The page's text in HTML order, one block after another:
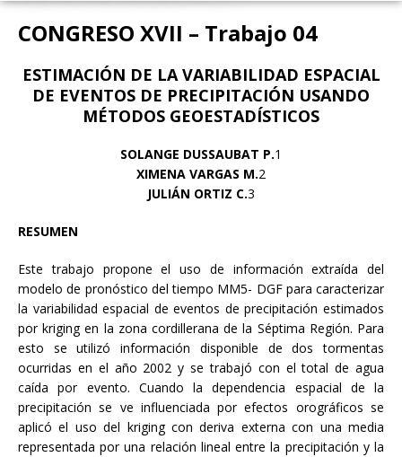
CONGRESO XVII – Trabajo 04
ESTIMACIÓN DE LA VARIABILIDAD ESPACIAL
DE EVENTOS DE PRECIPITACIÓN USANDO
MÉTODOS GEOESTADÍSTICOS
SOLANGE DUSSAUBAT P.1
XIMENA VARGAS M.2
JULIÁN ORTIZ C.3
RESUMEN
Este trabajo propone el uso de información extraída del
modelo de pronóstico del tiempo MM5- DGF para caracterizar
la variabilidad espacial de eventos de precipitación estimados
por kriging en la zona cordillerana de la Séptima Región. Para
esto se utilizó información disponible de dos tormentas
ocurridas en el año 2002 y se trabajó con el total de agua
caída por evento. Cuando la dependencia espacial de la
precipitación se ve influenciada por efectos orográficos se
aplicó el uso del kriging con deriva externa con una media
representada por una relación lineal entre la precipitación y la